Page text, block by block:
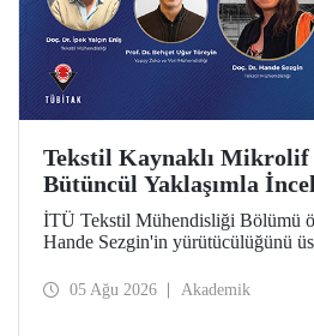
Tekstil Kaynaklı Mikrolif
Bütüncül Yaklaşımla
Azaltım Stratejileri
TÜBİTAK Desteği
İTÜ Tekstil Mühendisliği Bölümü
Hande Sezgin'in yürütücülüğünü
Koşullarına Bağlı Mikrolif Salımı:
05 Ağu 2026 Akademik